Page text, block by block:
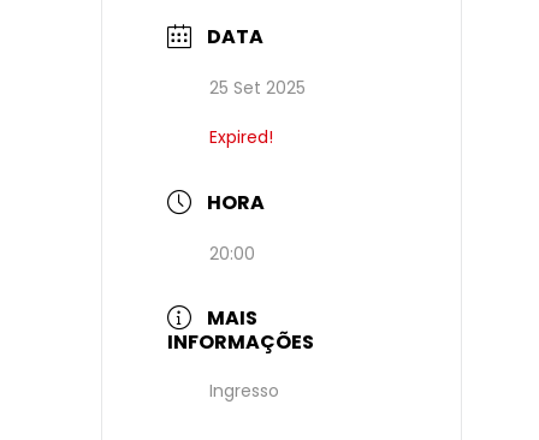
DATA
25 Set 2025
Expired!
HORA
20:00
MAIS
INFORMAÇÕES
Ingresso